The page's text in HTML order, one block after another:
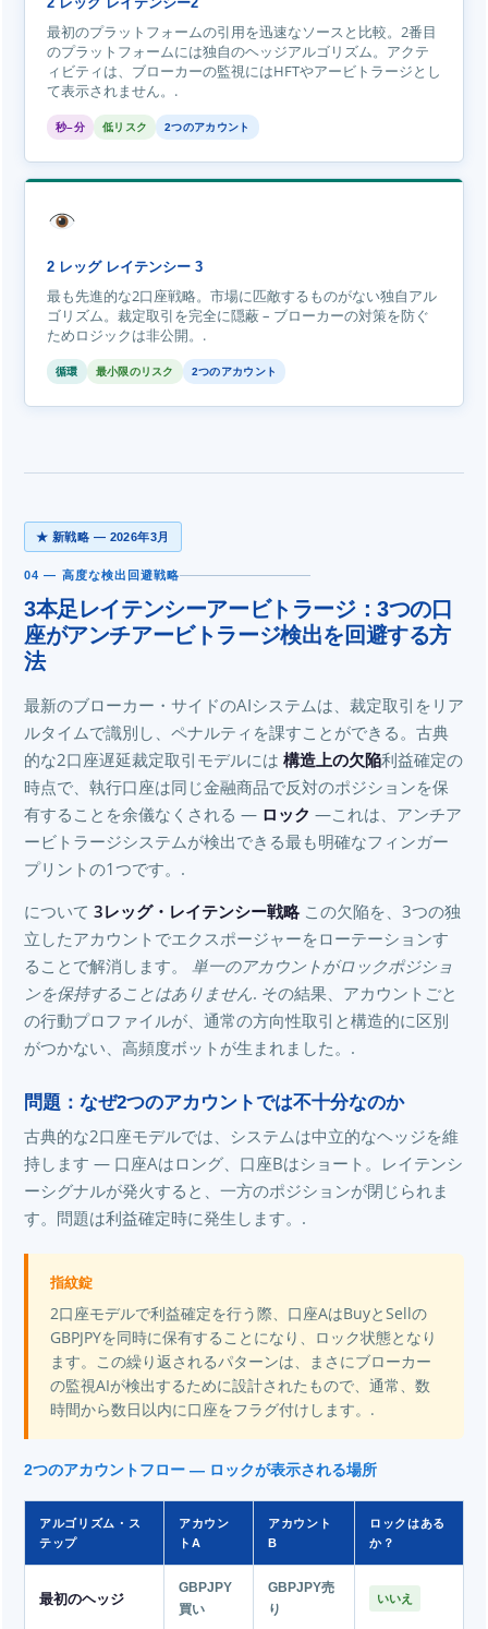
最初のプラットフォームの引用を迅速なソースと比較。2番目
のプラットフォームには独自のヘッジアルゴリズム。アクテ
ィビティは、ブローカーの監視にはHFTやアービトラージとし
て表示されません。.
秒–分 低リスク 2つのアカウント
2 レッグ レイテンシー 3
最も先進的な2口座戦略。市場に匹敵するものがない独自アル
ゴリズム。裁定取引を完全に隠蔽 – ブローカーの対策を防ぐ
ためロジックは非公開。.
循環 最小限のリスク 2つのアカウント
★ 新戦略 — 2026年3月
04 — 高度な検出回避戦略
3本足レイテンシーアービトラージ：3つの口
座がアンチアービトラージ検出を回避する方
法
最新のブローカー・サイドのAIシステムは、裁定取引をリア
ルタイムで識別し、ペナルティを課すことができる。古典
的な2口座遅延裁定取引モデルには 構造上の欠陥利益確定の
時点で、執行口座は同じ金融商品で反対のポジションを保
有することを余儀なくされる — ロック —これは、アンチア
ービトラージシステムが検出できる最も明確なフィンガー
プリントの1つです。.
について 3レッグ・レイテンシー戦略 この欠陥を、3つの独
立​​したアカウン​​トでエクスポージャーをローテーションす
ることで解消します。 単一のアカウントがロックポジショ
ンを保持することはありません. その結果、アカウントごと
の行動プロファイルが、通常の方向性取引と構造的に区別
がつかない、高頻度ボットが生まれました。.
問題：なぜ2つのアカウントでは不十分なのか
古典的な2口座モデルでは、システムは中立的なヘッジを維
持します — 口座Aはロング、口座Bはショート。レイテンシ
ーシグナルが発火すると、一方のポジションが閉じられま
す。問題は利益確定時に発生します。.
指紋錠
2口座モデルで利益確定を行う際、口座AはBuyとSellの
GBPJPYを同時に保有することになり、ロック状態となり
ます。この繰り返されるパターンは、まさにブローカー
の監視AIが検出するために設計されたもので、通常、数
時間から数日以内に口座をフラグ付けします。.
2つのアカウントフロー — ロックが表示される場所
アルゴリズム・ス
テップ
アカウン
トA
アカウント
B
ロックはある
か？
最初のヘッジ
GBPJPY
買い
GBPJPY売
り
いいえ